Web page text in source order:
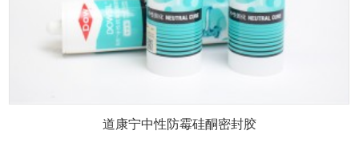
道康宁中性防霉硅酮密封胶